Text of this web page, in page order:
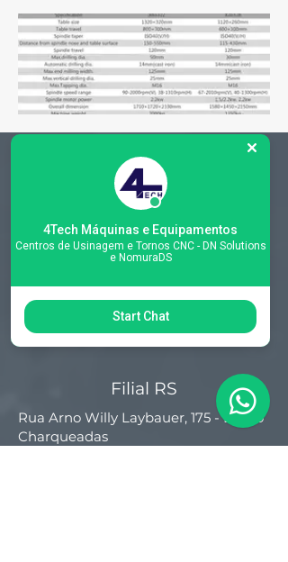
Matriz
R. Gerônimo Braga, 595
Lot. Industrial Machadinho
Americana - SP
+55 (19) 3276-3083
Filial RS
Rua Arno Willy Laybauer, 175 - Bairro
Charqueadas
4Tech Máquinas e Equipamentos
Centros de Usinagem e Tornos CNC - DN Solutions
e NomuraDS
Start Chat